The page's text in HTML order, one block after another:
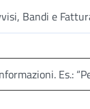
Bandi e